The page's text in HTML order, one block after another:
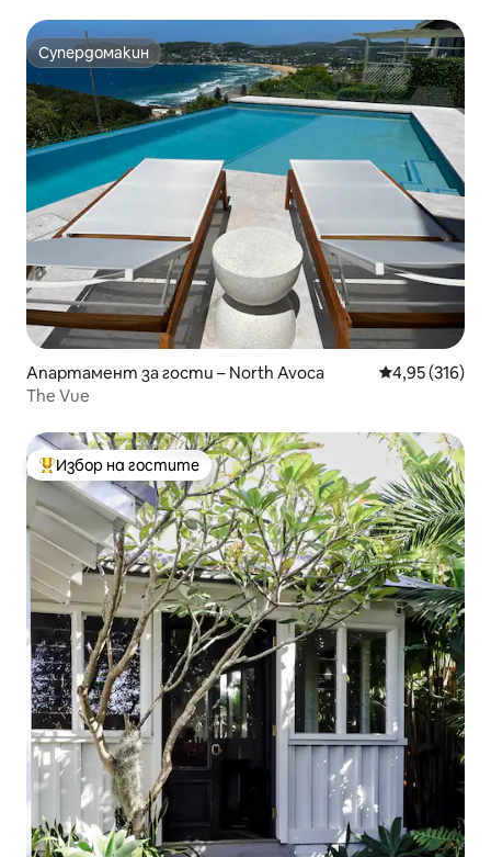
Супердомакин
Супердомакин
Апартамент за гости – North Avoca Средна
4,95 (316)
The Vue
Най-популярен избор на гостите
Избор на гостите